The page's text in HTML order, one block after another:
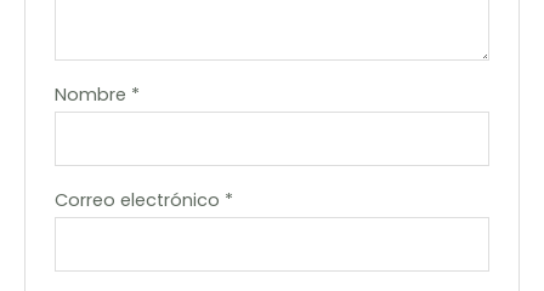
Nombre *
Correo electrónico *